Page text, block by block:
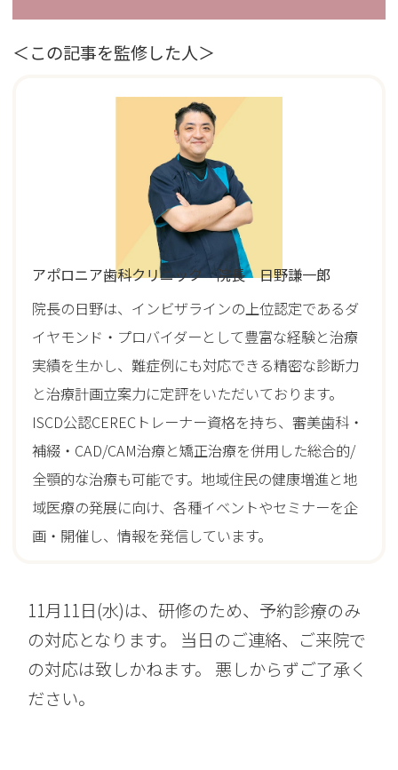
＜この記事を監修した人＞
アポロニア歯科クリニック 院長 日野謙一郎
院長の日野は、インビザラインの上位認定であるダ
イヤモンド・プロバイダーとして豊富な経験と治療
実績を生かし、難症例にも対応できる精密な診断力
と治療計画立案力に定評をいただいております。
ISCD公認CERECトレーナー資格を持ち、審美歯科・
補綴・CAD/CAM治療と矯正治療を併用した総合的/
全顎的な治療も可能です。地域住民の健康増進と地
域医療の発展に向け、各種イベントやセミナーを企
画・開催し、情報を発信しています。
11月11日(水)は、研修のため、予約診療のみ
の対応となります。 当日のご連絡、ご来院で
の対応は致しかねます。 悪しからずご了承く
ださい。